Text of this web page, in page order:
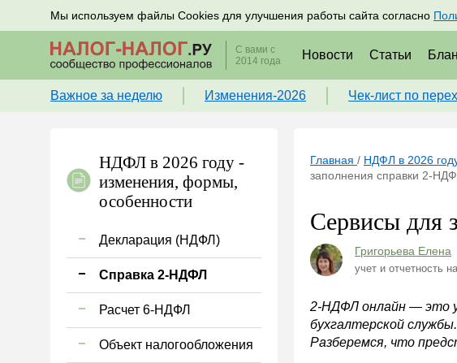
Мы используем файлы Cookies для улучшения работы сайта согласно
Подписывайтесь на новости по налогам, учету и кадрам
С вами с
2014 года
Новости Статьи
Важное за неделю Изменения-2026 Чек-лист по
НДФЛ в 2026 году -
изменения, формы,
особенности
Декларация (НДФЛ)
Справка 2-НДФЛ
Расчет 6-НДФЛ
Объект налогообложения
Главная / НДФЛ в 2026
заполнения справки 2-
Сервисы для
Григорьева Елена
учет и отчетность
2-НДФЛ онлайн — это
бухгалтерской
Разберемся, что